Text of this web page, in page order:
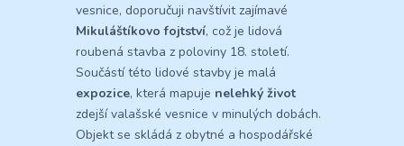
vesnice, doporučuji navštívit zajímavé
Mikuláštíkovo fojtství, což je lidová
roubená stavba z poloviny 18. století.
Součástí této lidové stavby je malá
expozice, která mapuje nelehký život
zdejší valašské vesnice v minulých dobách.
Objekt se skládá z obytné a hospodářské